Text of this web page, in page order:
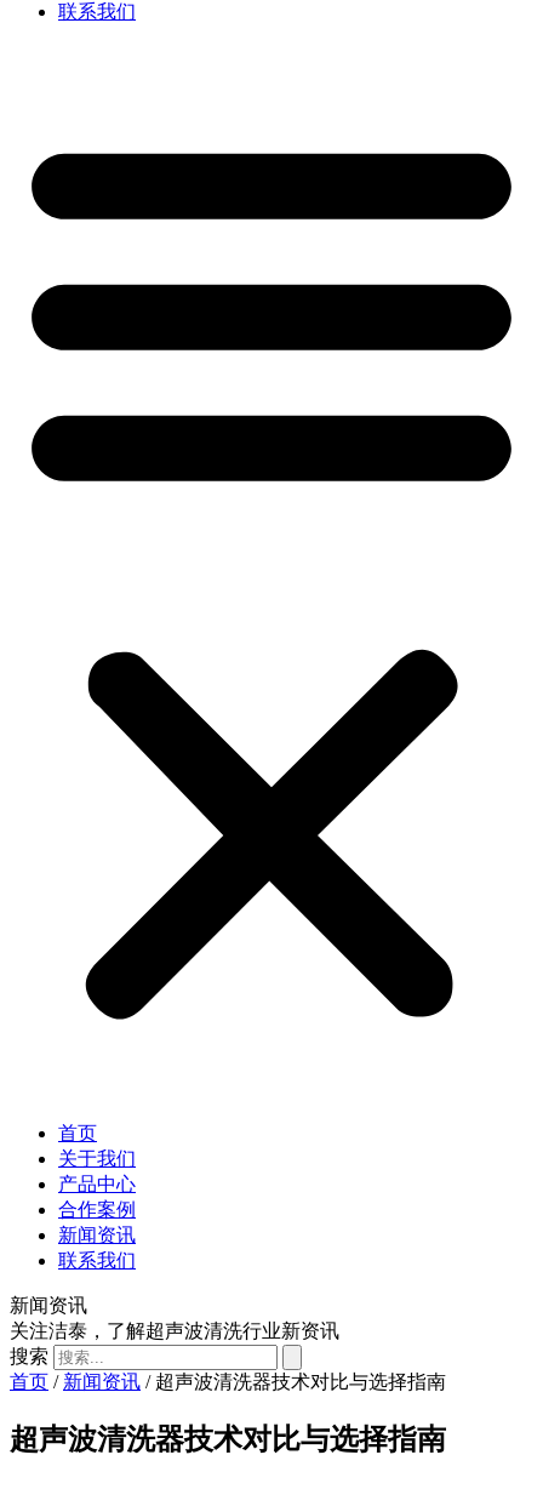
联系我们
首页
关于我们
产品中心
合作案例
新闻资讯
联系我们
新闻资讯
关注洁泰，了解超声波清洗行业新资讯
搜索
首页 / 新闻资讯 / 超声波清洗器技术对比与选择指南
超声波清洗器技术对比与选择指南